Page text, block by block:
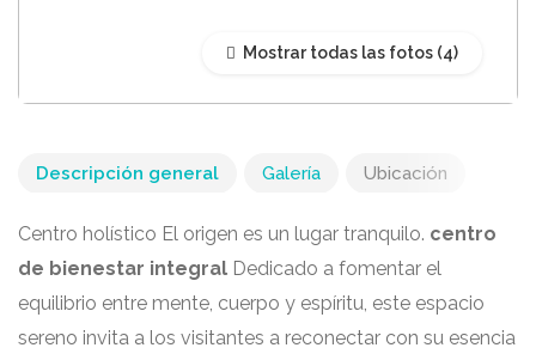
Mostrar todas las fotos
Descripción general Galería Ubicación
Centro holístico El origen es un lugar tranquilo. centro
de bienestar integral Dedicado a fomentar el
equilibrio entre mente, cuerpo y espíritu, este espacio
sereno invita a los visitantes a reconectar con su esencia